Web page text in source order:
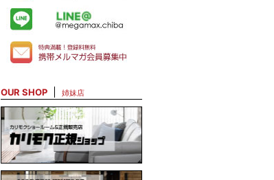
OUR SHOP 姉妹店